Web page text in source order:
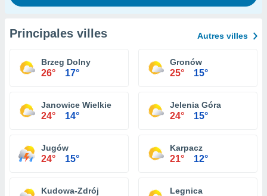
Principales villes Autres villes
Brzeg Dolny
26° 17°
Gronów
25° 15°
Janowice Wielkie
24° 14°
Jelenia Góra
24° 15°
Jugów
24° 15°
Karpacz
21° 12°
Kudowa-Zdrój Legnica